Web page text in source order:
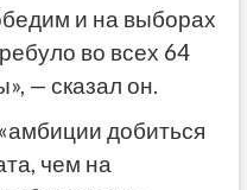
и на выборах
во всех 64
— сказал он.
добиться
чем на